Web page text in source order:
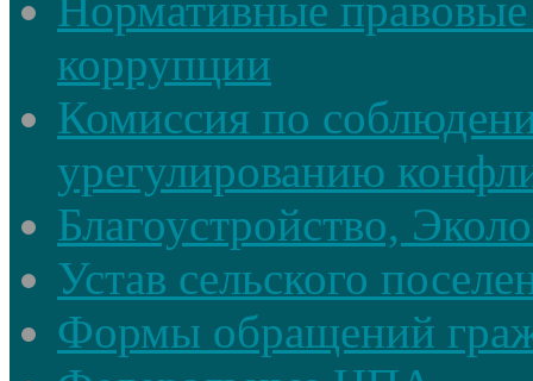
коррупции
Комиссия по
урегулированию
Благоустройство,
Устав сельского
Формы обращений